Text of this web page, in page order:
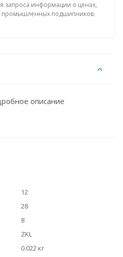
запроса информации о ценах,
промышленных подшипников.
описание
12
28
8
ZKL
0.022 кг